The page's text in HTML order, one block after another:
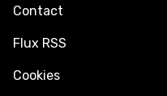
Contact
Flux RSS
Cookies